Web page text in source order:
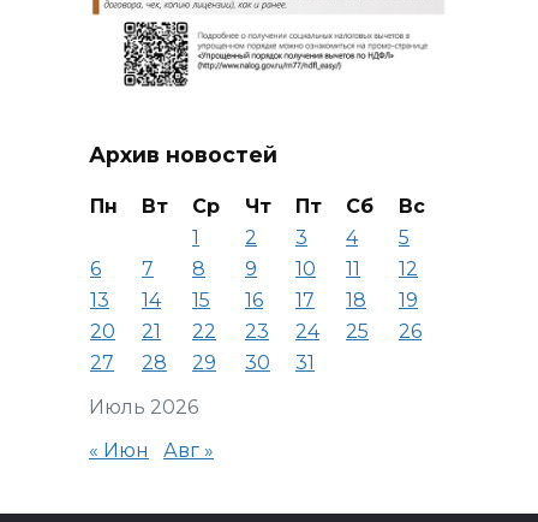
Архив новостей
Июль 2026
Пн Вт Ср Чт Пт Сб
Вс
1
2 3 4
5
6
7 8 9 10 11
12
13
14 15 16 17 18
19
20
21 22 23 24 25
26
27
28 29 30 31
« Июн Авг »